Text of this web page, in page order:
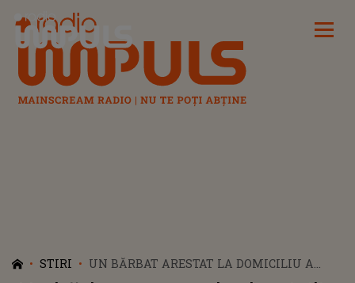
Radio Impuls
STIRI
UN BĂRBAT ARESTAT LA DOMICILIU A